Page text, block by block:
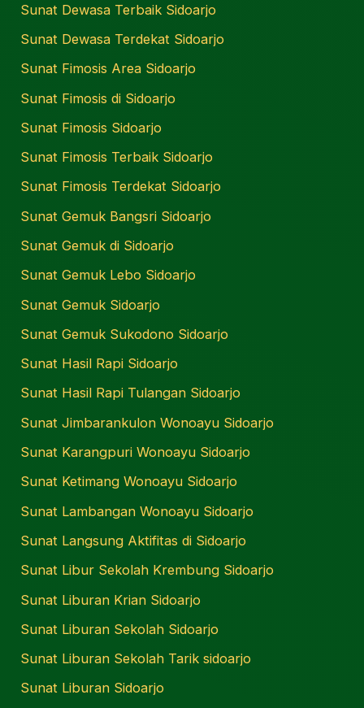
Sunat Dewasa Terbaik Sidoarjo
Sunat Dewasa Terdekat Sidoarjo
Sunat Fimosis Area Sidoarjo
Sunat Fimosis di Sidoarjo
Sunat Fimosis Sidoarjo
Sunat Fimosis Terbaik Sidoarjo
Sunat Fimosis Terdekat Sidoarjo
Sunat Gemuk Bangsri Sidoarjo
Sunat Gemuk di Sidoarjo
Sunat Gemuk Lebo Sidoarjo
Sunat Gemuk Sidoarjo
Sunat Gemuk Sukodono Sidoarjo
Sunat Hasil Rapi Sidoarjo
Sunat Hasil Rapi Tulangan Sidoarjo
Sunat Jimbarankulon Wonoayu Sidoarjo
Sunat Karangpuri Wonoayu Sidoarjo
Sunat Ketimang Wonoayu Sidoarjo
Sunat Lambangan Wonoayu Sidoarjo
Sunat Langsung Aktifitas di Sidoarjo
Sunat Libur Sekolah Krembung Sidoarjo
Sunat Liburan Krian Sidoarjo
Sunat Liburan Sekolah Sidoarjo
Sunat Liburan Sekolah Tarik sidoarjo
Sunat Liburan Sidoarjo